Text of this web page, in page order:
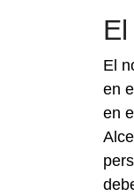
El
en
en